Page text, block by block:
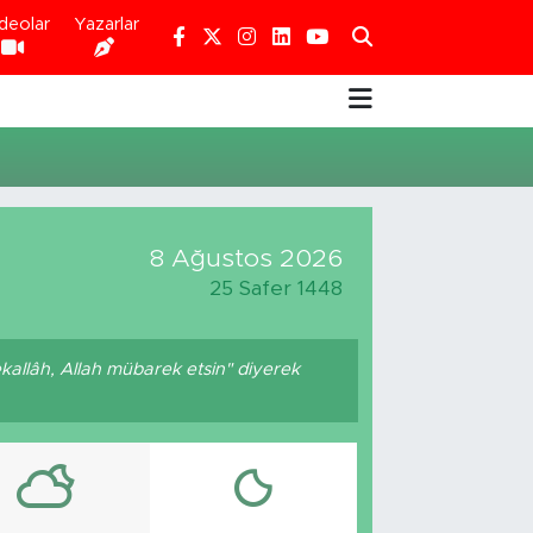
Yazarlar
8 Ağustos 2026
25 Safer 1448
Allah mübarek etsin" diyerek